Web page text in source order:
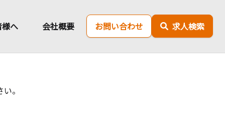
。
へ 会社概要 お問い合わせ 求人検索